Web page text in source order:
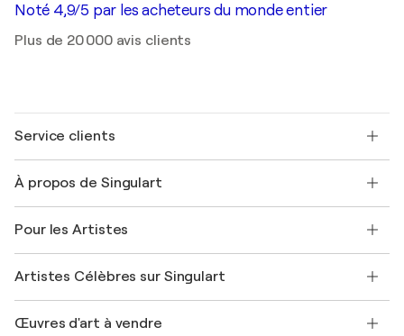
Noté 4,9/5 par les acheteurs du monde entier
Plus de 20 000 avis clients
Service clients
Expédition
Offrir une carte cadeau
Rejoignez notre programme commercial
Mon compte
+33 1 76 44 06 42
À propos de Singulart
FAQ
Magazine Singulart
Emplois
Découvrez une sélection d'art original
Pour les Artistes
Se connecter en tant qu'Artiste
Artistes Célèbres sur Singulart
Marc Chagall
Œuvres d'art à vendre